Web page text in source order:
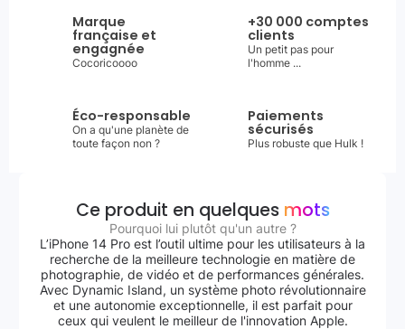
Marque
française et
engagnée
Cocoricoooo
+30 000 comptes
clients
Un petit pas pour
l'homme ...
Éco-responsable
On a qu'une planète de
toute façon non ?
Paiements
sécurisés
Plus robuste que Hulk !
Ce produit en quelques mots
Pourquoi lui plutôt qu'un autre ?
L’iPhone 14 Pro est l’outil ultime pour les utilisateurs à la
recherche de la meilleure technologie en matière de
photographie, de vidéo et de performances générales.
Avec Dynamic Island, un système photo révolutionnaire
et une autonomie exceptionnelle, il est parfait pour
ceux qui veulent le meilleur de l'innovation Apple.